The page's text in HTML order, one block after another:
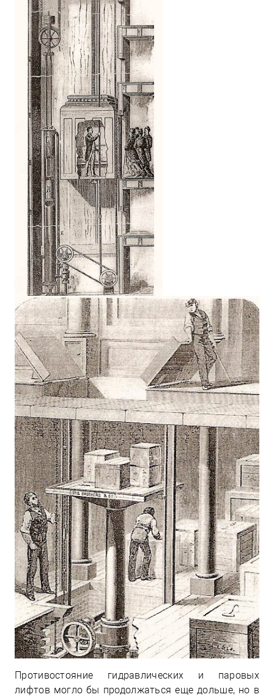
Противостояние гидравлических и паровых
лифтов могло бы продолжаться еще дольше, но в